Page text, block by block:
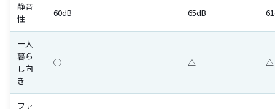
静音
性
60dB 65dB
一人
暮ら
し向
き
◯ △ △
ファ